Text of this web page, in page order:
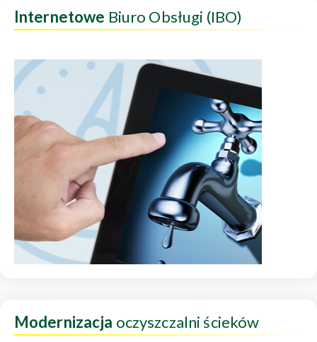
Internetowe Biuro Obsługi (IBO)
Modernizacja oczyszczalni ścieków